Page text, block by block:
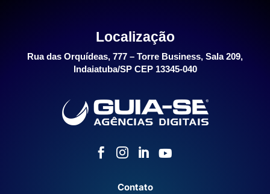
Localização
Rua das Orquídeas, 777 – Torre Business, Sala 209,
Indaiatuba/SP CEP 13345-040
   
Contato